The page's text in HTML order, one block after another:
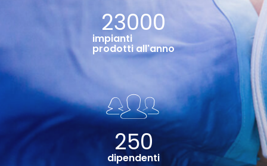
impianti
prodotti all'anno
23000
dipendenti
250